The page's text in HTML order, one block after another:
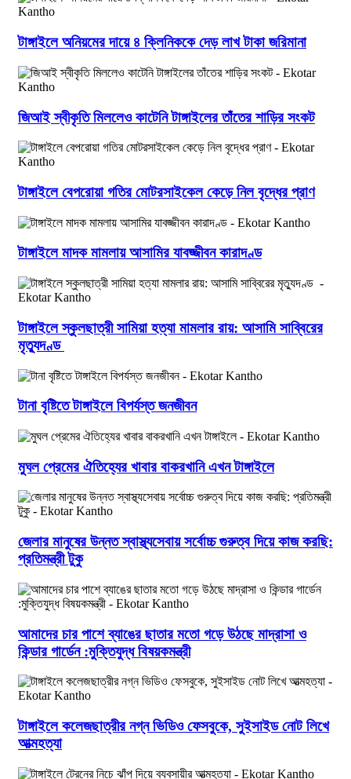
টাঙ্গাইলে অনিয়মের দায়ে ৪ ক্লিনিককে দেড় লাখ টাকা জরিমানা
জিআই স্বীকৃতি মিললেও কাটেনি টাঙ্গাইলের তাঁতের শাড়ির সংকট
টাঙ্গাইলে বেপরোয়া গতির মোটরসাইকেল কেড়ে নিল বৃদ্ধের প্রাণ
টাঙ্গাইলে মাদক মামলায় আসামির যাবজ্জীবন কারাদণ্ড
টাঙ্গাইলে স্কুলছাত্রী সামিয়া হত্যা মামলার রায়: আসামি সাব্বিরের
মৃত্যুদণ্ড
টানা বৃষ্টিতে টাঙ্গাইলে বিপর্যস্ত জনজীবন
মুঘল প্রেমের ঐতিহ্যের খাবার বাকরখানি এখন টাঙ্গাইলে
জেলার মানুষের উন্নত স্বাস্থ্যসেবায় সর্বোচ্চ গুরুত্ব দিয়ে কাজ করছি:
প্রতিমন্ত্রী টুকু
আমাদের চার পাশে ব্যাঙের ছাতার মতো গড়ে উঠছে মাদ্রাসা ও
কিন্ডার গার্ডেন :মুক্তিযুদ্ধ বিষয়কমন্ত্রী
টাঙ্গাইলে কলেজছাত্রীর নগ্ন ভিডিও ফেসবুকে, সুইসাইড নোট লিখে
আত্মহত্যা